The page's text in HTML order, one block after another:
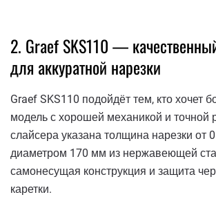
2. Graef SKS110 —
для аккуратной нарезки
Graef SKS110 подойдёт тем, кто хочет
модель с хорошей механикой и точной
слайсера указана толщина нарезки от
диаметром 170 мм из нержавеющей
самонесущая конструкция и защита
каретки.